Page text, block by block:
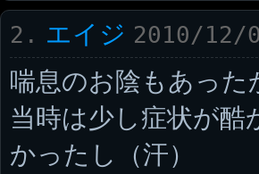
2. エイジ 2010/12/
喘息のお陰もあった
当時は少し症状が
かったし（汗）